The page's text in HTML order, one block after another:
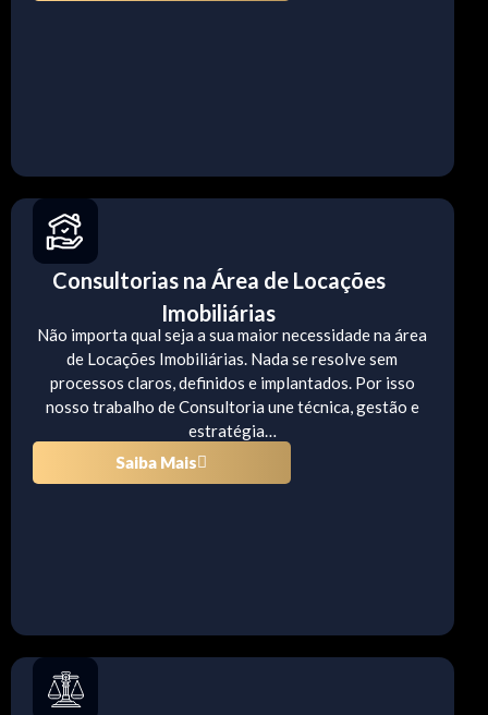
Consultorias na Área de Locações
Imobiliárias
Não importa qual seja a sua maior necessidade na área
de Locações Imobiliárias. Nada se resolve sem
processos claros, definidos e implantados. Por isso
nosso trabalho de Consultoria une técnica, gestão e
estratégia…
Saiba Mais